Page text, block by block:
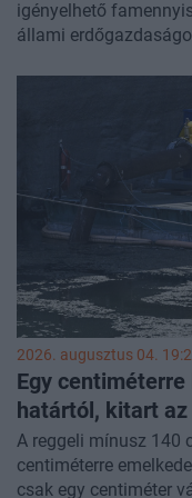
igényelhető
állami
százalékra csökken,
vagy teljesen fával
2026. augusztus 04.
Egy
határtól, kitart
A reggeli mínusz 140
centiméterre
csak egy centiméter